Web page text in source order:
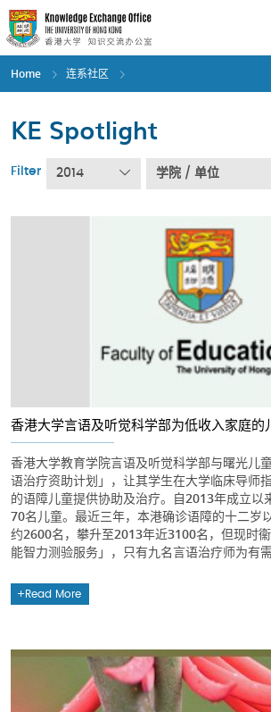
Skip
to
main
content
Home 连系社区
KE Spotlight
Filter 2014 学院 / 单位
香港大学言语及听觉科学部为低收入家庭的
香港大学教育学院言语及听觉科学部与曙光儿
语治疗资助计划」，让其学生在大学临床导师
的语障儿童提供协助及治疗。自2013年成立以
70名儿童。最近三年，本港确诊语障的十二岁
约2600名，攀升至2013年近3100名，但现时
能智力测验服务」，只有九名言语治疗师为有
Read More